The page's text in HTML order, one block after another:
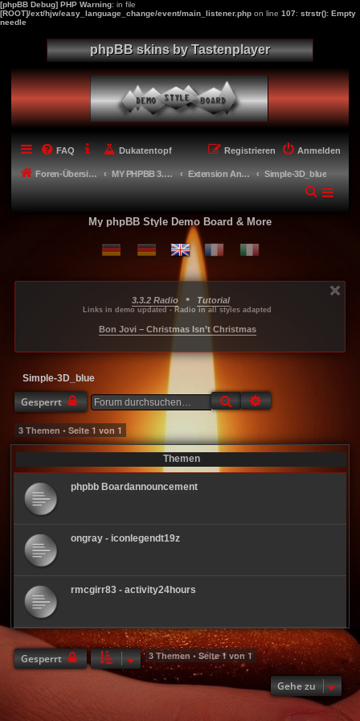
[phpBB Debug] PHP Warning: in file
[ROOT]/ext/hjw/easy_language_change/event/main_listener.php on line 107: strstr(): Empty
needle
phpBB skins by Tastenplayer
FAQ Dukatentopf Anmelden
Registrieren
Foren-Übersicht MY PHPBB 3.2.X STYLES Extension Anpassungen für meine Styles - Extension adaptions Simple-3D_blue
My phpBB Style Demo Board & More
3.3.2 Radio • Tutorial
Links in demo updated - Radio in all styles adapted
Bon Jovi – Christmas Isn’t Christmas
Simple-3D_blue
Gesperrt Suche
3 Themen • Seite 1 von 1
Themen
phpbb Boardannouncement
ongray - iconlegendt19z
rmcgirr83 - activity24hours
Gesperrt 3 Themen • Seite1von 1
Gehe zu